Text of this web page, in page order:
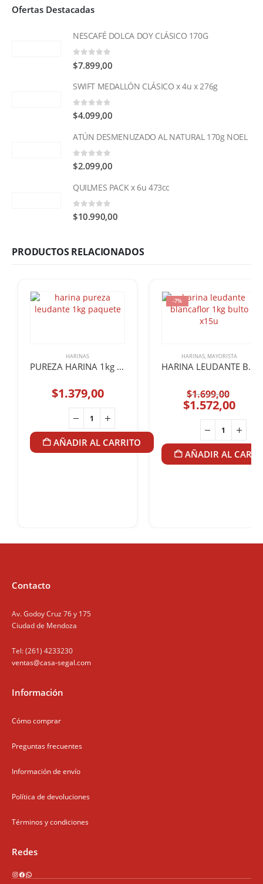
Ofertas Destacadas
NESCAFÉ DOLCA DOY CLÁSICO 170G
0out of 5
$7.899,00
SWIFT MEDALLÓN CLÁSICO x 4u x 276g
0 out of 5
$4.099,00
ATÚN DESMENUZADO AL NATURAL 170g NOEL
0out of 5
$2.099,00
QUILMES PACK x 6u 473cc
0 out of 5
$10.990,00
PRODUCTOS RELACIONADOS
HARINAS
PUREZA HARINA 1kg LEUDANTE
$1.379,00
AÑADIR AL CARRITO
-7%
HARINAS, MAYORISTA
HARINA LEUDANTE BLANCAFLOR 1Kg BULTO x15u
$1.699,00
era:
$1.572,00El
es:
AÑADIR AL
Contacto
Av. Godoy Cruz 76 y 175
Ciudad de Mendoza
Tel: (261) 4233230
ventas@casa-segal.com
Información
Cómo comprar
Preguntas frecuentes
Información de envío
Política de devoluciones
Términos y condiciones
Redes
Instagram
Facebook
WhatsApp